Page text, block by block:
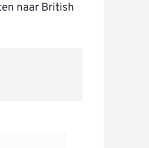
naar British